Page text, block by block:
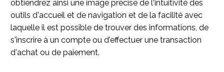
obtiendrez ainsi une image précise de l'intuitivité des
outils d'accueil et de navigation et de la facilité avec
laquelle il est possible de trouver des informations, de
s'inscrire à un compte ou d'effectuer une transaction
d'achat ou de paiement.